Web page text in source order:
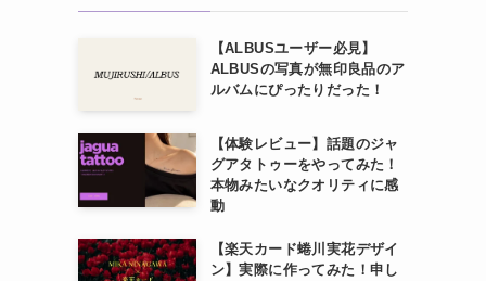
【ALBUSユーザー必見】
ALBUSの写真が無印良品のア
ルバムにぴったりだった！
【体験レビュー】話題のジャ
グアタトゥーをやってみた！
本物みたいなクオリティに感
動
【楽天カード蜷川実花デザイ
ン】実際に作ってみた！申し